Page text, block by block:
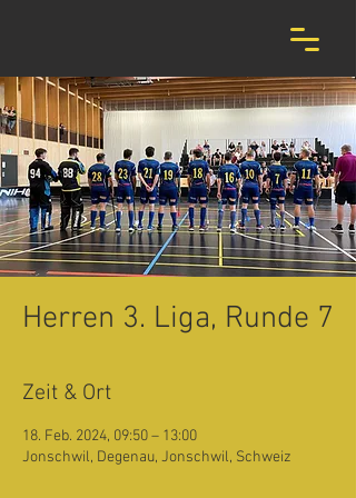
Herren 3. Liga, Runde 7
Zeit & Ort
18. Feb. 2024, 09:50 – 13:00
Jonschwil, Degenau, Jonschwil, Schweiz